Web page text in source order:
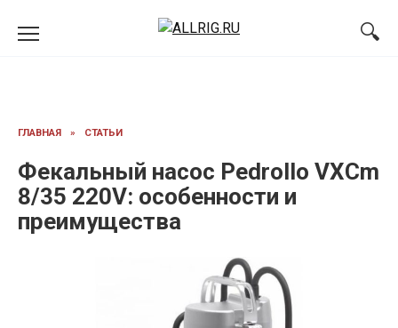
ГЛАВНАЯ » СТАТЬИ
Фекальный насос Pedrollo VXCm
8/35 220V: особенности и
преимущества